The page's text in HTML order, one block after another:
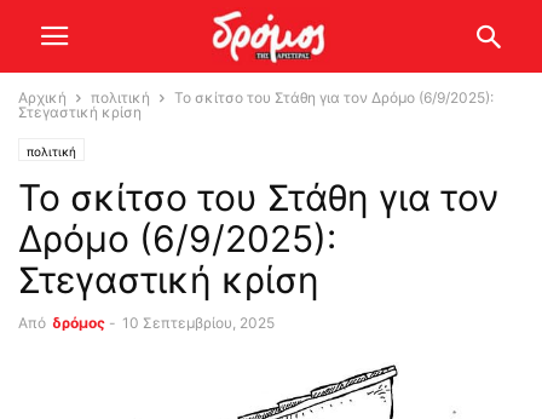
Αρχική πολιτική
Το σκίτσο του Στάθη για τον Δρόμο (6/9/2025):
Στεγαστική κρίση
πολιτική
Το σκίτσο του Στάθη για τον
Δρόμο (6/9/2025):
Στεγαστική κρίση
Από δρόμος - 10 Σεπτεμβρίου, 2025